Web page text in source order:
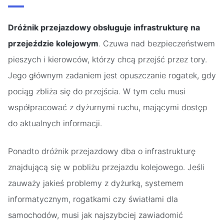
Dróżnik przejazdowy obsługuje infrastrukturę na
przejeździe kolejowym. Czuwa nad bezpieczeństwem
pieszych i kierowców, którzy chcą przejść przez tory.
Jego głównym zadaniem jest opuszczanie rogatek, gdy
pociąg zbliża się do przejścia. W tym celu musi
współpracować z dyżurnymi ruchu, mającymi dostęp
do aktualnych informacji.
Ponadto dróżnik przejazdowy dba o infrastrukturę
znajdującą się w pobliżu przejazdu kolejowego. Jeśli
zauważy jakieś problemy z dyżurką, systemem
informatycznym, rogatkami czy światłami dla
samochodów, musi jak najszybciej zawiadomić